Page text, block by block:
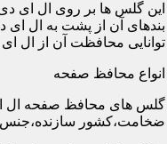
این گلس ها بر روی ال ای دی
بندهای آن از پشت به ال
توانایی محافظت آن از ال
انواع محافظ صفحه
گلس های محافظ صفحه ال
ضخامت،کشور سازنده،جنس